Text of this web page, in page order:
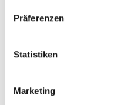
Präferenzen
Statistiken
Marketing